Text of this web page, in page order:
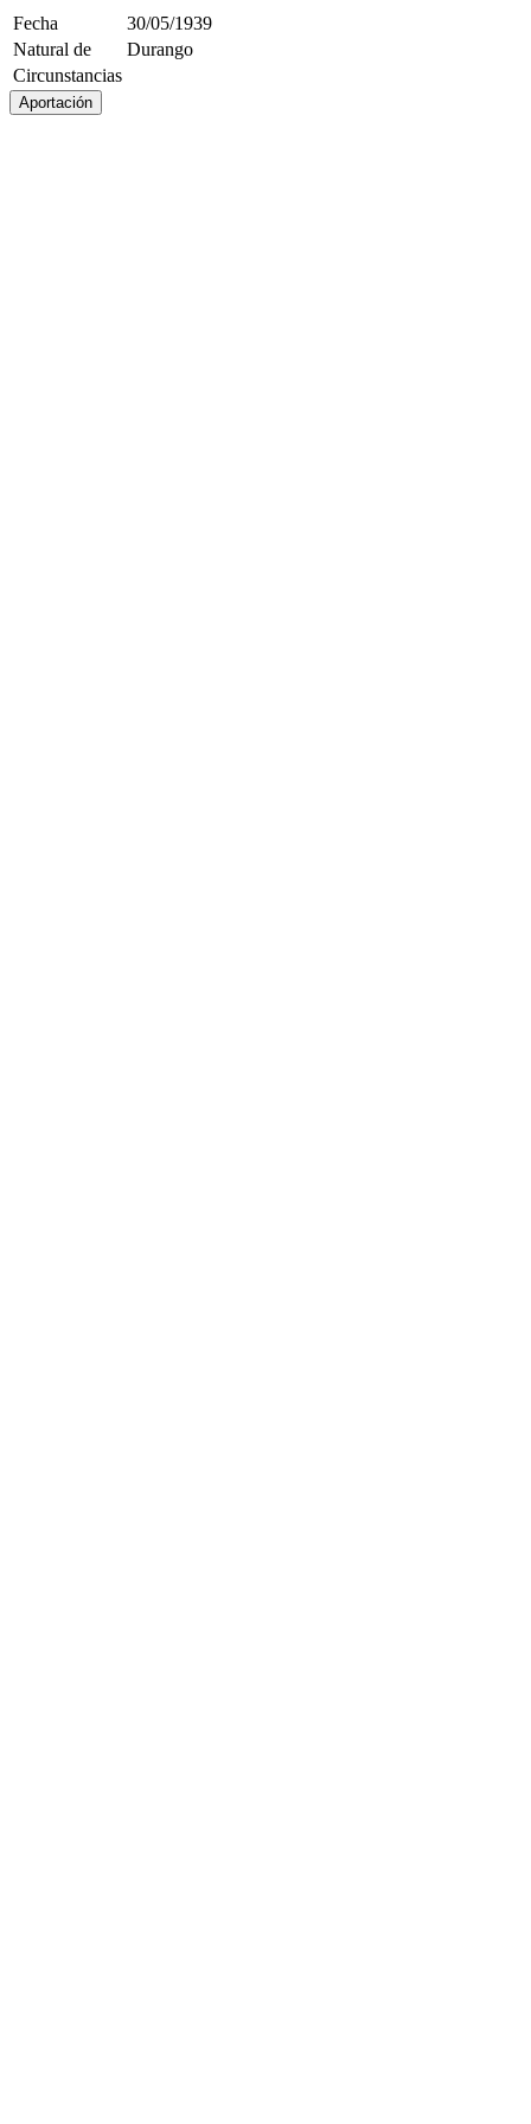
Fecha
30/05/1939
Natural de
Durango
Circunstancias